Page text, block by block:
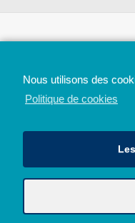
Avec le
Nous utilisons des
Politique de cookies